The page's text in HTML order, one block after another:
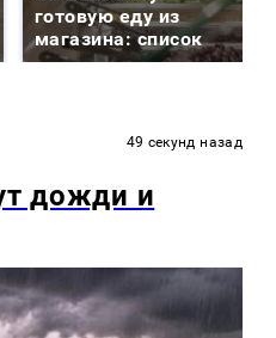
готовую еду из
магазина: список
49 секунд назад
дожди и